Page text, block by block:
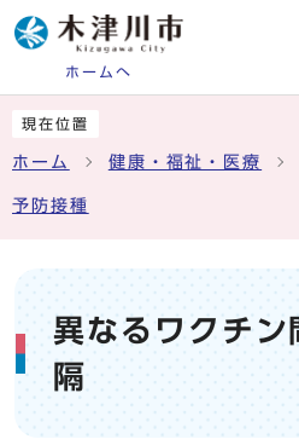
ホームへ
現在位置
ホーム 健康・福祉・医療
予防接種
異なるワクチン
隔